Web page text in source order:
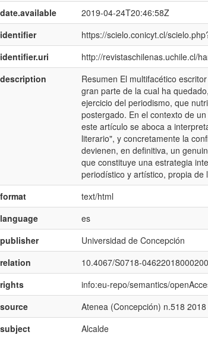
2019-04-24T20:46:58Z
https://scielo.conicyt.cl/
http://revistaschilenas.uchile.cl/
Resumen El multifacético
gran parte de la cual ha
ejercicio del periodismo, que
postergado. En el contexto de
este artículo se aboca a
literario", y concretamente la
devienen, en definitiva, un
que constituye una estrategia
periodístico y artístico, propia de
text/html
es
Universidad de Concepción
10.4067/S0718-
info:eu-repo/semantics/
Atenea (Concepción) n.518 2018
Alcalde